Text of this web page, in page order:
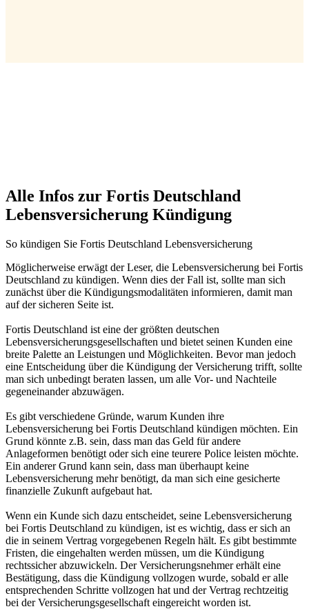
Alle Infos zur Fortis Deutschland
Lebensversicherung Kündigung
So kündigen Sie Fortis Deutschland Lebensversicherung
Möglicherweise erwägt der Leser, die Lebensversicherung bei Fortis
Deutschland zu kündigen. Wenn dies der Fall ist, sollte man sich
zunächst über die Kündigungsmodalitäten informieren, damit man
auf der sicheren Seite ist.
Fortis Deutschland ist eine der größten deutschen
Lebensversicherungsgesellschaften und bietet seinen Kunden eine
breite Palette an Leistungen und Möglichkeiten. Bevor man jedoch
eine Entscheidung über die Kündigung der Versicherung trifft, sollte
man sich unbedingt beraten lassen, um alle Vor- und Nachteile
gegeneinander abzuwägen.
Es gibt verschiedene Gründe, warum Kunden ihre
Lebensversicherung bei Fortis Deutschland kündigen möchten. Ein
Grund könnte z.B. sein, dass man das Geld für andere
Anlageformen benötigt oder sich eine teurere Police leisten möchte.
Ein anderer Grund kann sein, dass man überhaupt keine
Lebensversicherung mehr benötigt, da man sich eine gesicherte
finanzielle Zukunft aufgebaut hat.
Wenn ein Kunde sich dazu entscheidet, seine Lebensversicherung
bei Fortis Deutschland zu kündigen, ist es wichtig, dass er sich an
die in seinem Vertrag vorgegebenen Regeln hält. Es gibt bestimmte
Fristen, die eingehalten werden müssen, um die Kündigung
rechtssicher abzuwickeln. Der Versicherungsnehmer erhält eine
Bestätigung, dass die Kündigung vollzogen wurde, sobald er alle
entsprechenden Schritte vollzogen hat und der Vertrag rechtzeitig
bei der Versicherungsgesellschaft eingereicht worden ist.